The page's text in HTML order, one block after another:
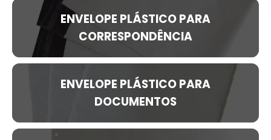
ENVELOPE PLÁSTICO PARA
CORRESPONDÊNCIA
ENVELOPE PLÁSTICO PARA
DOCUMENTOS